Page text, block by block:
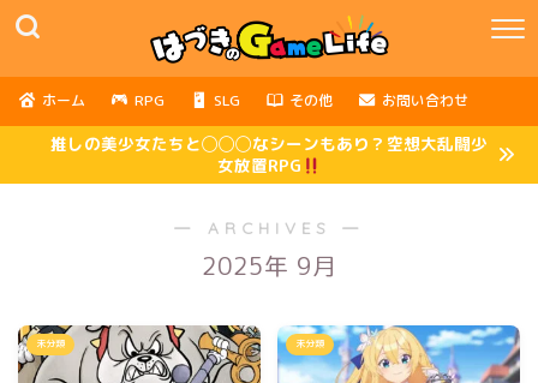
ホーム RPG SLG その他 お問い合わせ
推しの美少女たちと◯◯◯なシーンもあり？空想大乱闘少
女放置RPG
― ARCHIVES ―
2025年 9月
未分類 未分類